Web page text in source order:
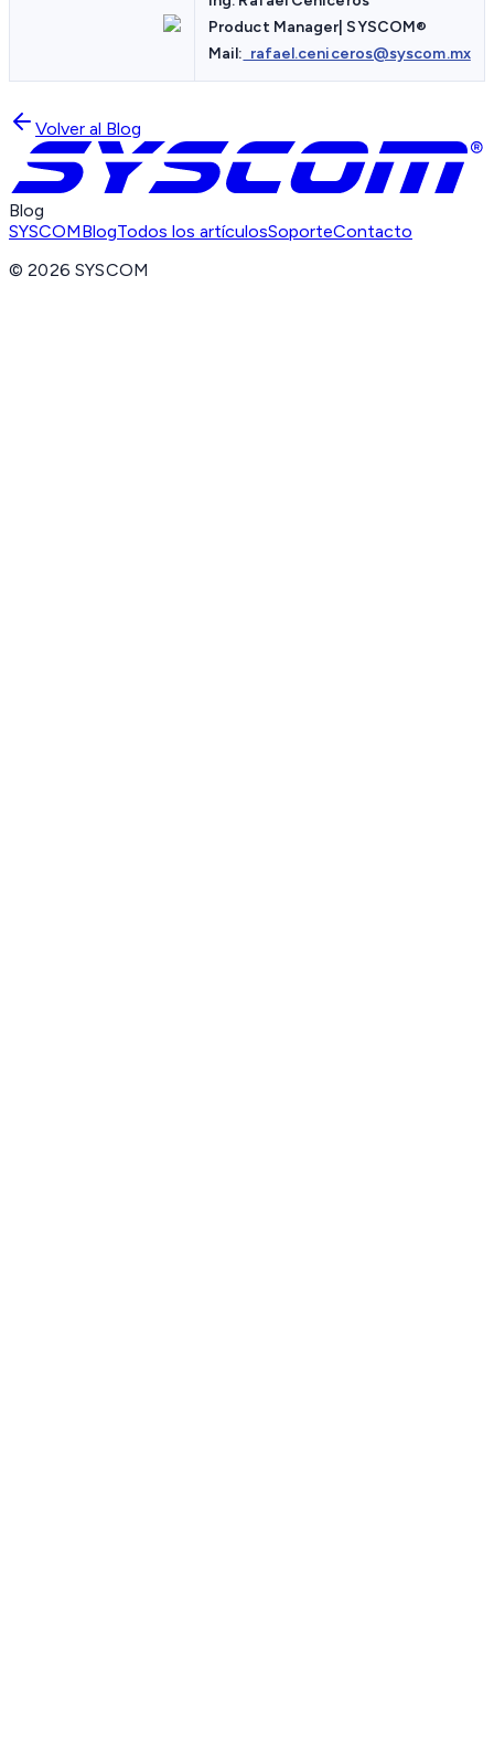
Product Manager| SYSCOM®
Mail: rafael.ceniceros@syscom.mx
Volver al Blog
Blog
SYSCOMBlogTodos los artículosSoporteContacto
©2026 SYSCOM